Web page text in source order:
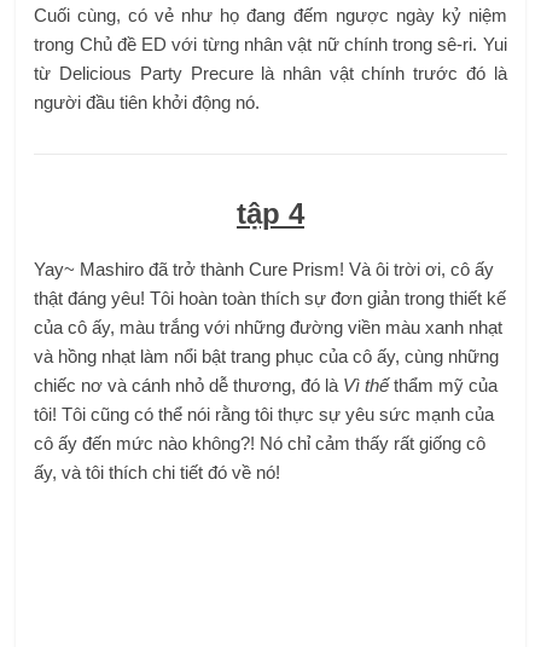
Cuối cùng, có vẻ như họ đang đếm ngược ngày kỷ niệm
trong Chủ đề ED với từng nhân vật nữ chính trong sê-ri. Yui
từ Delicious Party Precure là nhân vật chính trước đó là
người đầu tiên khởi động nó.
tập 4
Yay~ Mashiro đã trở thành Cure Prism! Và ôi trời ơi, cô ấy
thật đáng yêu! Tôi hoàn toàn thích sự đơn giản trong thiết kế
của cô ấy, màu trắng với những đường viền màu xanh nhạt
và hồng nhạt làm nổi bật trang phục của cô ấy, cùng những
chiếc nơ và cánh nhỏ dễ thương, đó là Vì thếthẩm mỹ của
tôi! Tôi cũng có thể nói rằng tôi thực sự yêu sức mạnh của
cô ấy đến mức nào không?! Nó chỉ cảm thấy rất giống cô
ấy, và tôi thích chi tiết đó về nó!